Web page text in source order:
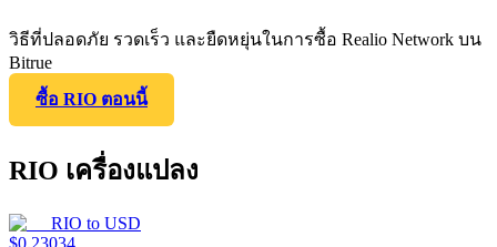
วิธีที่ปลอดภัย รวดเร็ว และยืดหยุ่นในการซื้อ Realio Network บน
Bitrue
ซื้อ RIO ตอนนี้
RIO เครื่องแปลง
RIO to USD
$0.23034